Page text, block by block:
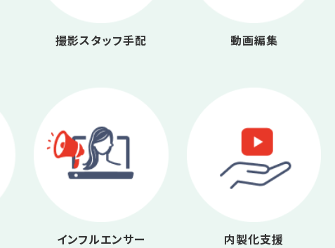
撮影スタッフ手配 動画編集
インフルエンサー
内製化支援